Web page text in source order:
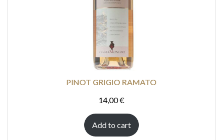
PINOT GRIGIO RAMATO
14,00€
Add to cart